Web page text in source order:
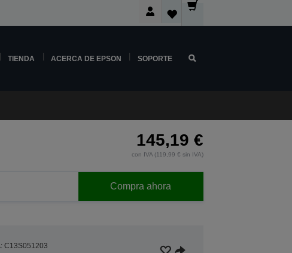
TIENDA ACERCA DE EPSON SOPORTE
145,19 €
con IVA (119,99 € sin IVA)
Compra ahora
C13S051203